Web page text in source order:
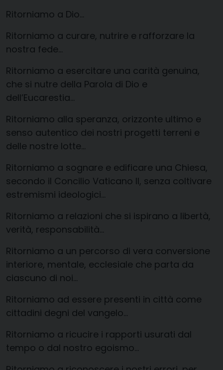
Ritorniamo a Dio…
Ritorniamo a curare, nutrire e rafforzare la
nostra fede…
Ritorniamo a esercitare una carità genuina,
che si nutre della Parola di Dio e
dell’Eucarestia…
Ritorniamo alla speranza, orizzonte ultimo e
senso autentico dei nostri progetti terreni e
delle nostre lotte…
Ritorniamo a sognare e edificare una Chiesa,
secondo il Concilio Vaticano II, senza coltivare
estremismi ideologici…
Ritorniamo a relazioni che si ispirano a libertà,
verità, responsabilità…
Ritorniamo a un percorso di vera conversione
interiore, mentale, ecclesiale che parta da
ciascuno di noi…
Ritorniamo ad essere presenti in città come
cittadini degni del vangelo…
Ritorniamo a ricucire i rapporti usurati dal
tempo o dal nostro egoismo…